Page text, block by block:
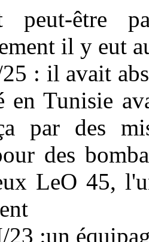
peut-être
il y eut
: il avait
en Tunisie
par des
des
LeO 45,
:un